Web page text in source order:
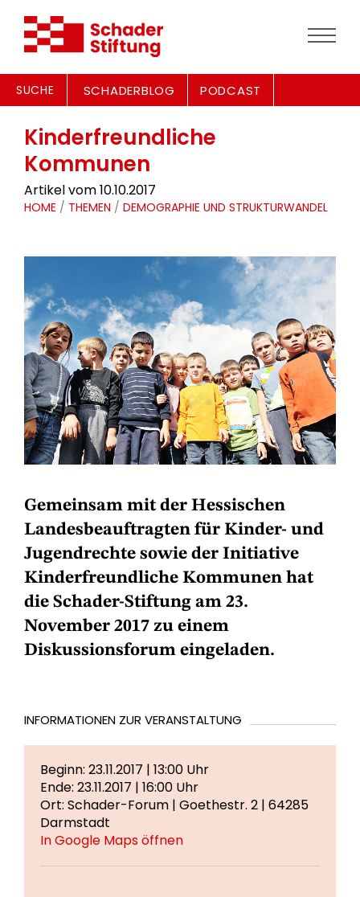
SUCHE SCHADERBLOG PODCAST
Kinderfreundliche
Kommunen
Artikel vom 10.10.2017
HOME / THEMEN / DEMOGRAPHIE UND STRUKTURWANDEL
Gemeinsam mit der Hessischen
Landesbeauftragten für Kinder- und
Jugendrechte sowie der Initiative
Kinderfreundliche Kommunen hat
die Schader-Stiftung am 23.
November 2017 zu einem
Diskussionsforum eingeladen.
INFORMATIONEN ZUR VERANSTALTUNG
Beginn: 23.11.2017 | 13:00 Uhr
Ende: 23.11.2017 | 16:00 Uhr
Ort: Schader-Forum | Goethestr. 2 | 64285
Darmstadt
In Google Maps öffnen